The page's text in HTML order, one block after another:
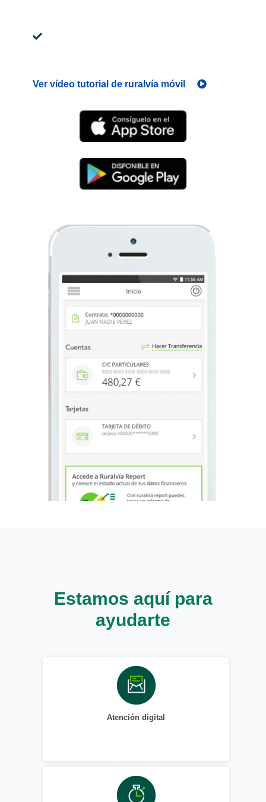
Ver vídeo tutorial de ruralvía móvil
Estamos aquí para
ayudarte
Atención digital